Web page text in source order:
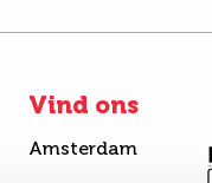
Vind ons
Amsterdam